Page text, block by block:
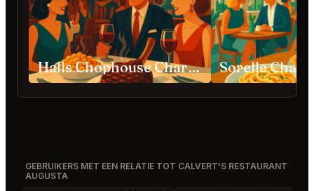
Halls Chophouse Charleston Sorelle
GEBRUIKERS MET EEN RELATIE TOT CALVERT'S RESTAURANT
AUGUSTA